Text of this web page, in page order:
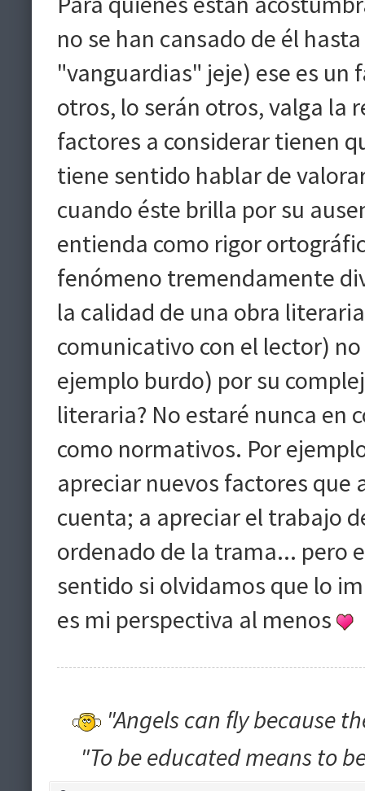
no se han cansado de él
"vanguardias" jeje) ese es un
otros, lo serán otros, valga la
factores a considerar tienen
tiene sentido hablar de
cuando éste brilla por su
entienda como rigor
fenómeno tremendamente
la calidad de una obra
comunicativo con el lector)
ejemplo burdo) por su
literaria? No estaré nunca en
como normativos. Por
apreciar nuevos factores que
cuenta; a apreciar el trabajo
ordenado de la trama... pero
sentido si olvidamos que lo
es mi perspectiva al menos
"Angels can fly because
"To be educated means to